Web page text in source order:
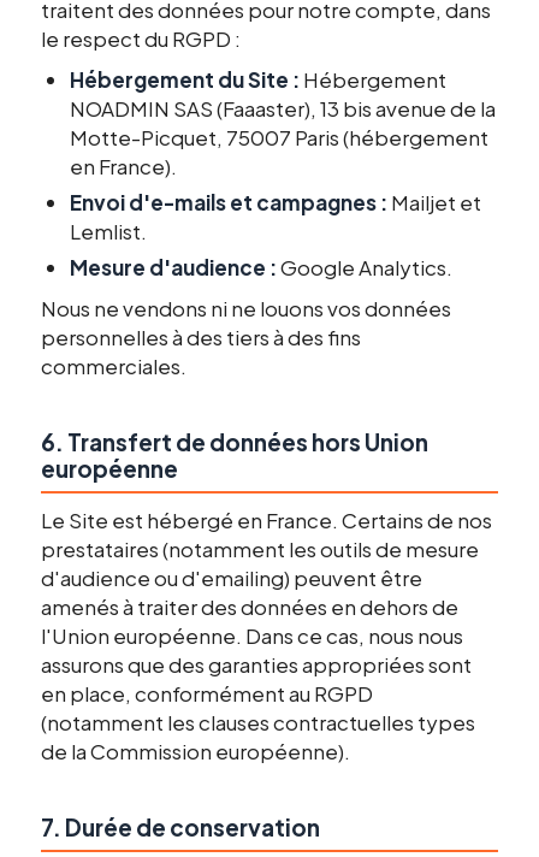
traitent des données pour notre compte, dans
le respect du RGPD :
Hébergement du Site : Hébergement
NOADMIN SAS (Faaaster), 13 bis avenue de la
Motte-Picquet, 75007 Paris (hébergement
en France).
Envoi d'e-mails et campagnes : Mailjet et
Lemlist.
Mesure d'audience :Google Analytics.
Nous ne vendons ni ne louons vos données
personnelles à des tiers à des fins
commerciales.
6. Transfert de données hors Union
européenne
Le Site est hébergé en France. Certains de nos
prestataires (notamment les outils de mesure
d'audience ou d'emailing) peuvent être
amenés à traiter des données en dehors de
l'Union européenne. Dans ce cas, nous nous
assurons que des garanties appropriées sont
en place, conformément au RGPD
(notamment les clauses contractuelles types
de la Commission européenne).
7. Durée de conservation